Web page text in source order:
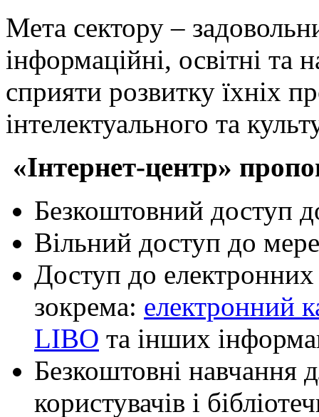
Мета сектору –
інформаційні, освітні та
сприяти розвитку їхніх
інтелектуального та
«Інтернет-центр»
Безкоштовний доступ
Вільний доступ до
Доступ до електронних
зокрема: електронний
LIBO та інших
Безкоштовні навчання
користувачів і